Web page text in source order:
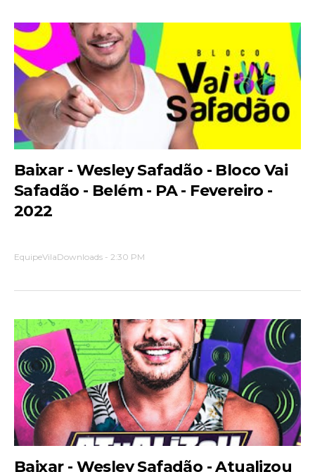
Baixar - Wesley Safadão - Bloco Vai
Safadão - Belém - PA - Fevereiro -
2022
EquipeVilaDownloads - 2:30 PM
Baixar - Wesley Safadão - Atualizou